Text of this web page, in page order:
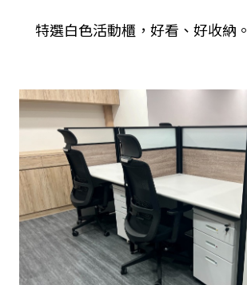
特選白色活動櫃，好看、好收納。